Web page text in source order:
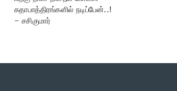
கதாபாத்திரங்களில் நடிப்பேன்..!
– சசிகுமார்